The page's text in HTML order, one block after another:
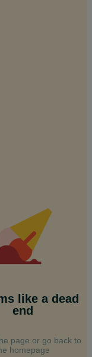
like a dead
end
page or go back to
homepage